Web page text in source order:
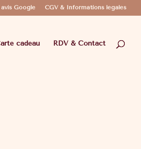
avis Google CGV & Informations légales
cadeau RDV & Contact